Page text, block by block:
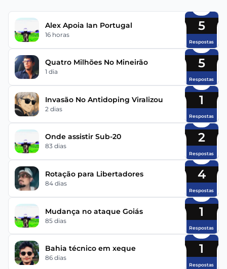
Alex Apoia Ian Portugal
16 horas
5
Respostas
Quatro Milhões No Mineirão
1 dia
5
Respostas
Invasão No Antidoping Viralizou
2 dias
1
Respostas
Onde assistir Sub-20
83 dias
2
Respostas
Rotação para Libertadores
84 dias
4
Respostas
Mudança no ataque Goiás
85 dias
1
Respostas
Bahia técnico em xeque
86 dias
1
Respostas